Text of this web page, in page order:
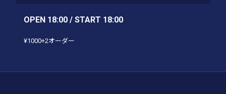
OPEN 18:00 / START 18:00
¥1000+2オーダー